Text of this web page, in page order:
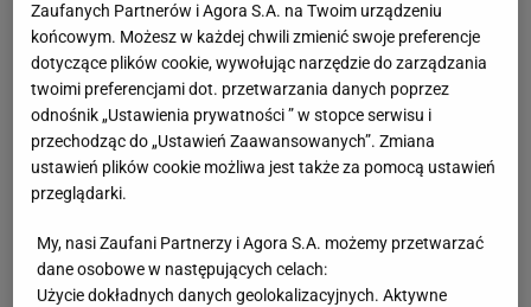
Zaufanych Partnerów i Agora S.A. na Twoim urządzeniu
końcowym. Możesz w każdej chwili zmienić swoje preferencje
dotyczące plików cookie, wywołując narzędzie do zarządzania
twoimi preferencjami dot. przetwarzania danych poprzez
odnośnik „Ustawienia prywatności ” w stopce serwisu i
przechodząc do „Ustawień Zaawansowanych”. Zmiana
ustawień plików cookie możliwa jest także za pomocą ustawień
przeglądarki.
My, nasi Zaufani Partnerzy i Agora S.A. możemy przetwarzać
dane osobowe w następujących celach:
Użycie dokładnych danych geolokalizacyjnych. Aktywne